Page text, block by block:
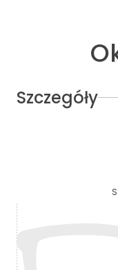
Szczegóły